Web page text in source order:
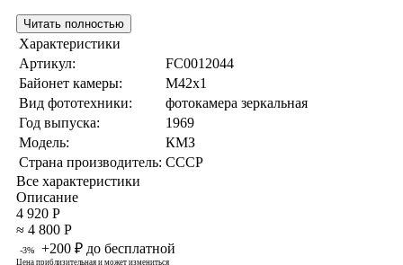
Читать полностью
Характеристики
Артикул:
FC0012044
Байонет камеры:
M42x1
Вид фототехники:
фотокамера зеркальная
Год выпуска:
1969
Модель:
КМЗ
Страна производитель: СССР
Все характеристики
Описание
4 920 Р
≈ 4 800 Р
-3% +200 ₽ до бесплатной
Цена приблизительная и может измениться